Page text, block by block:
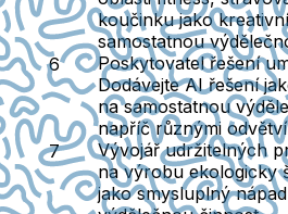
koučinku jako
samostatnou
Poskytovatel řešení
Dodávejte AI řešení
na samostatnou
napříč různými
Vývojář udržitelných
na výrobu ekologicky
jako smysluplný